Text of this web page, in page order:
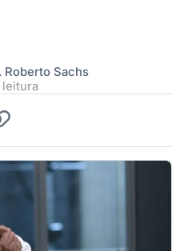
Roberto Sachs
leitura